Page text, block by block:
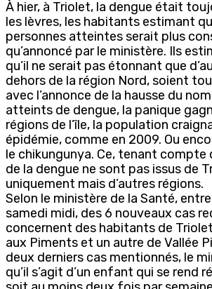
À hier, à Triolet, la dengue était
les lèvres, les habitants estimant
personnes atteintes serait plus
qu’annoncé par le ministère. Ils
qu’il ne serait pas étonnant que
dehors de la région Nord, soient
avec l’annonce de la hausse du
atteints de dengue, la panique
régions de l’île, la population
épidémie, comme en 2009. Ou
le chikungunya. Ce, tenant compte
de la dengue ne sont pas issus de
uniquement mais d’autres régions.
Selon le ministère de la Santé,
samedi midi, des 6 nouveaux cas
concernent des habitants de
aux Piments et un autre de Vallée
deux derniers cas mentionnés, le
qu’il s’agit d’un enfant qui se rend